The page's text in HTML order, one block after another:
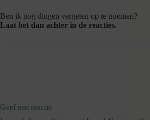
Ben ik nog dingen vergeten op te noemen?
Laat het dan achter in de reacties.
Geef een reactie